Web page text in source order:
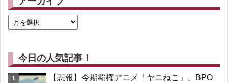
今日の人気記事！
【悲報】今期覇権アニメ「ヤニねこ」、BPO